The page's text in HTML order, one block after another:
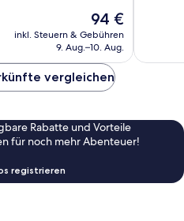
Der
Preis
beträgt
94 €
inkl. Steuern & Gebühren
9. Aug.–10. Aug.
vergleichen
Rabatte und Vorteile
für noch mehr Abenteuer!
registrieren